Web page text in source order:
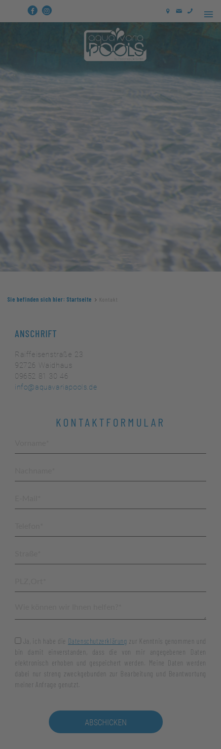
Sie befinden sich hier: Startseite Kontakt
ANSCHRIFT
Raiffeisenstraße 23
92726 Waidhaus
09652 81 30 46
info@aquavariapools.de
KONTAKTFORMULAR
Ja, ich habe die Datenschutzerklärung zur Kenntnis genommen und
bin damit einverstanden, dass die von mir angegebenen Daten
elektronisch erhoben und gespeichert werden. Meine Daten werden
dabei nur streng zweckgebunden zur Bearbeitung und Beantwortung
meiner Anfrage genutzt.
ABSCHICKEN